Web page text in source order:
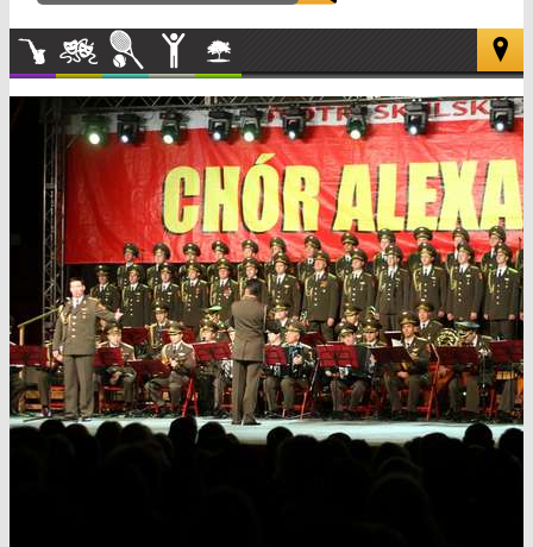
MuzykaKultura Sport Inne
plenerze